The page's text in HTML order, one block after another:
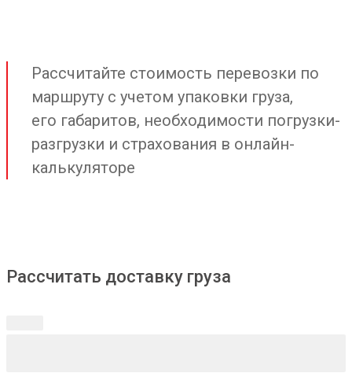
Рассчитайте стоимость перевозки по
маршруту с учетом упаковки груза,
его габаритов, необходимости погрузки-
разгрузки и страхования в онлайн-
калькуляторе
Рассчитать доставку груза